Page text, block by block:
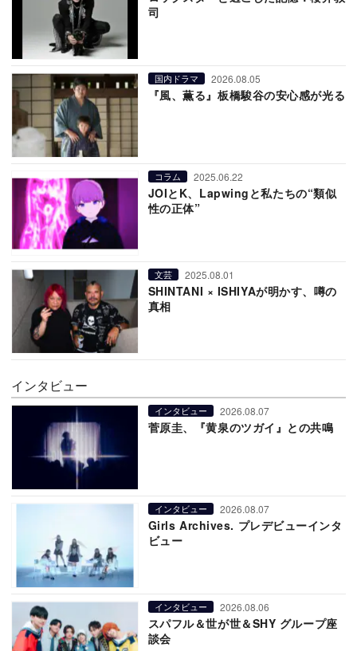
司
国内ドラマ 2026.08.05
『風、薫る』板橋駿谷の安心感が光る
コラム 2025.06.22
JOIとK、Lapwingと私たちの“類似
性の正体”
文芸 2025.08.01
SHINTANI × ISHIYAが明かす、噂の
真相
インタビュー
インタビュー 2026.08.07
菅原圭、『黄泉のツガイ』との共鳴
インタビュー 2026.08.07
Girls Archives. プレデビューインタ
ビュー
インタビュー 2026.08.06
スパフル＆世が世＆SHY グループ座
談会